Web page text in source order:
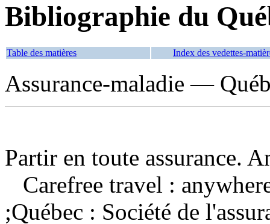
Bibliographie du
Table des matières Index des vedettes-
Assurance-maladie —
Partir en toute assurance.
Carefree travel :
;Québec : Société de